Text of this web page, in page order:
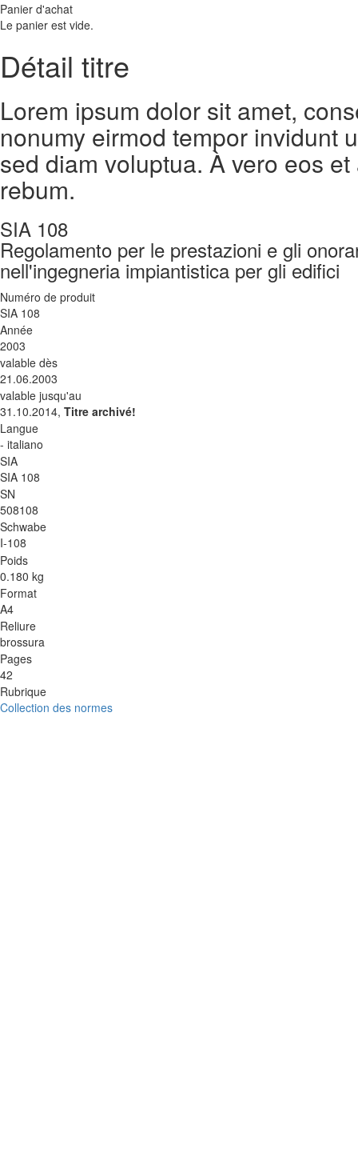
Panier d'achat
Le panier est vide.
Détail titre
Lorem ipsum dolor sit amet,
nonumy eirmod tempor invidunt
sed diam voluptua. À vero eos
rebum.
SIA 108
Regolamento per le prestazioni e gli
nell'ingegneria impiantistica per gli edifici
Numéro de produit
SIA 108
Année
2003
valable dès
21.06.2003
valable jusqu'au
31.10.2014, Titre archivé!
Langue
- italiano
SIA
SIA 108
SN
508108
Schwabe
I-108
Poids
0.180 kg
Format
A4
Reliure
brossura
Pages
42
Rubrique
Collection des normes